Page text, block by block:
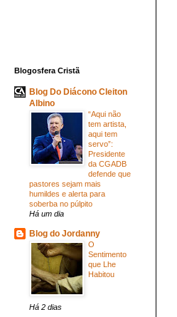
Blogosfera Cristã
Blog Do Diácono Cleiton
Albino
“Aqui não
tem artista,
aqui tem
servo”:
Presidente
da CGADB
defende que
pastores sejam mais
humildes e alerta para
soberba no púlpito
Há um dia
Blog do Jordanny
O
Sentimento
que Lhe
Habitou
Há 2 dias